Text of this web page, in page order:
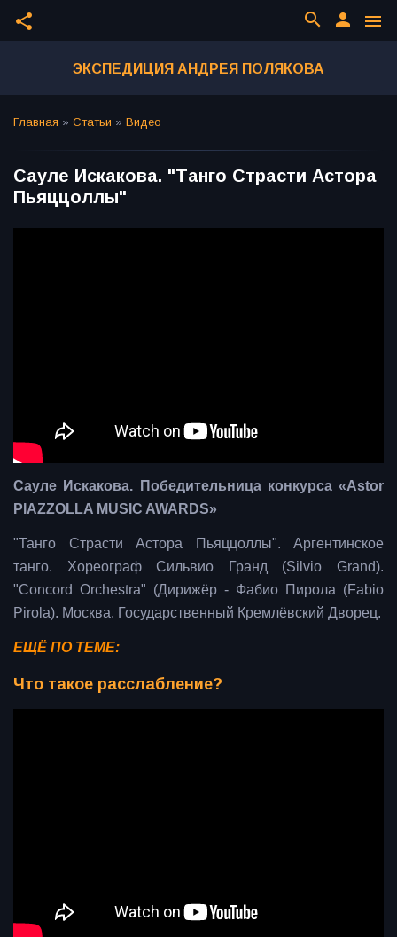
share menu
person
search
ЭКСПЕДИЦИЯ АНДРЕЯ ПОЛЯКОВА
Главная » Статьи » Видео
Сауле Искакова. "Танго Страсти Астора
Пьяццоллы"
Сауле Искакова. Победительница конкурса «Astor
PIAZZOLLA MUSIC AWARDS»
"Танго Страсти Астора Пьяццоллы". Аргентинское
танго. Хореограф Сильвио Гранд (Silvio Grand).
"Concord Orchestra" (Дирижёр - Фабио Пирола (Fabio
Pirola). Москва. Государственный Кремлёвский Дворец.
ЕЩЁ ПО ТЕМЕ:
Что такое расслабление?